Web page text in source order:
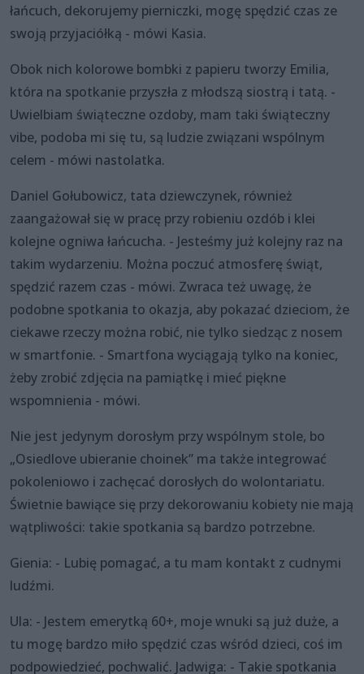
łańcuch, dekorujemy pierniczki, mogę spędzić czas ze
swoją przyjaciółką - mówi Kasia.
Obok nich kolorowe bombki z papieru tworzy Emilia,
która na spotkanie przyszła z młodszą siostrą i tatą. -
Uwielbiam świąteczne ozdoby, mam taki świąteczny
vibe, podoba mi się tu, są ludzie związani wspólnym
celem - mówi nastolatka.
Daniel Gołubowicz, tata dziewczynek, również
zaangażował się w pracę przy robieniu ozdób i klei
kolejne ogniwa łańcucha. - Jesteśmy już kolejny raz na
takim wydarzeniu. Można poczuć atmosferę świąt,
spędzić razem czas - mówi. Zwraca też uwagę, że
podobne spotkania to okazja, aby pokazać dzieciom, że
ciekawe rzeczy można robić, nie tylko siedząc z nosem
w smartfonie. - Smartfona wyciągają tylko na koniec,
żeby zrobić zdjęcia na pamiątkę i mieć piękne
wspomnienia - mówi.
Nie jest jedynym dorosłym przy wspólnym stole, bo
„Osiedlove ubieranie choinek” ma także integrować
pokoleniowo i zachęcać dorosłych do wolontariatu.
Świetnie bawiące się przy dekorowaniu kobiety nie mają
wątpliwości: takie spotkania są bardzo potrzebne.
Gienia: - Lubię pomagać, a tu mam kontakt z cudnymi
ludźmi.
Ula: - Jestem emerytką 60+, moje wnuki są już duże, a
tu mogę bardzo miło spędzić czas wśród dzieci, coś im
podpowiedzieć, pochwalić. Jadwiga: - Takie spotkania